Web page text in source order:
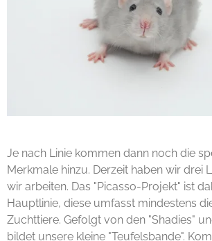
Je nach Linie kommen dann noch die
Merkmale hinzu. Derzeit haben wir drei
wir arbeiten. Das "Picasso-Projekt" ist
Hauptlinie, diese umfasst mindestens
Zuchttiere. Gefolgt von den "Shadies"
bildet unsere kleine "Teufelsbande".